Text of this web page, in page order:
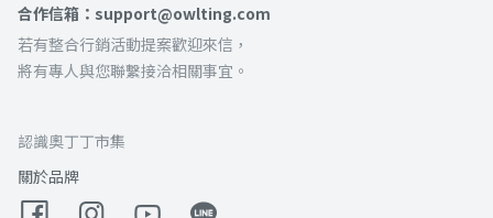
合作信箱：support@owlting.com
若有整合行銷活動提案歡迎來信，
將有專人與您聯繫接洽相關事宜。
認識奧丁丁市集
關於品牌